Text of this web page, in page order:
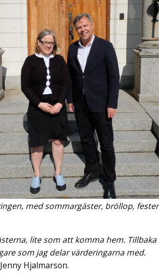
med sommargäster, bröllop, fester
lite som att komma hem. Tillbaka
som jag delar värderingarna med.
Hjalmarson.